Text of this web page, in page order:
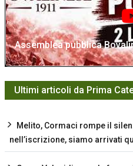
Assemblea pubblica
Ultimi articoli da Prima
Melito, Cormaci rompe il
nell’iscrizione, siamo arrivati